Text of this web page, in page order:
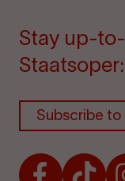
Stay up-
Staatsoper:
Subscribe
FacebookTikTok